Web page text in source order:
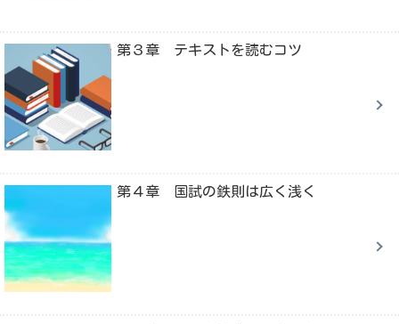
第３章 テキストを読むコツ
第４章 国試の鉄則は広く浅く